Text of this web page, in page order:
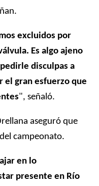
excluidos por
Es algo ajeno
disculpas a
el gran esfuerzo que
", señaló.
aseguró que
campeonato.
en lo
presente en Río